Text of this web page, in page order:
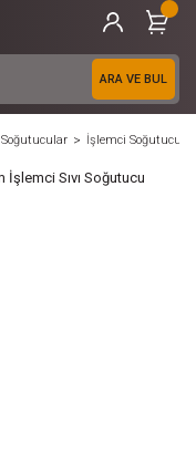
ARA VE BUL
Soğutucular İşlemci Soğutucular